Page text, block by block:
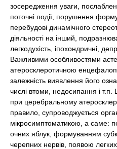
зосередження уваги,
поточні події, порушення
перебудові динамічного
діяльності на інший,
легкодухість, іпохондричні,
Важливими особливостями
атеросклеротичною
залежність виявлення його
числі втоми, недосипання і
при церебральному
правило, супроводжується
мікросимптоматикою, а саме:
очних яблук, формуванням
черепних нервів, появою